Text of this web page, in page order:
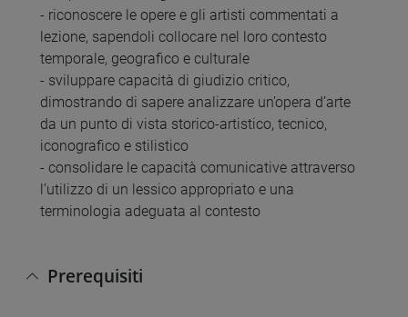
- riconoscere le opere e gli artisti commentati a
lezione, sapendoli collocare nel loro contesto
temporale, geografico e culturale
- sviluppare capacità di giudizio critico,
dimostrando di sapere analizzare un’opera d’arte
da un punto di vista storico-artistico, tecnico,
iconografico e stilistico
- consolidare le capacità comunicative attraverso
l’utilizzo di un lessico appropriato e una
terminologia adeguata al contesto
Prerequisiti